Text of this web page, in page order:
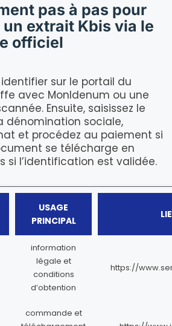
pas à pas pour
extrait Kbis via le
officiel
sur le portail du
avec MonIdenum ou une
Ensuite, saisissez le
dénomination sociale,
et procédez au paiement si
se télécharge en
si l’identification est validée.
USAGE
PRINCIPAL
information
légale et
conditions
d’obtention
https://
commande et